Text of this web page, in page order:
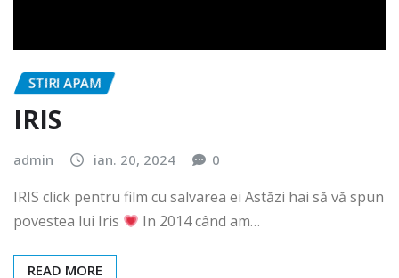
STIRI APAM
IRIS
admin ian. 20, 2024
IRIS click pentru film cu salvarea ei Astăzi hai să vă spun
povestea lui Iris